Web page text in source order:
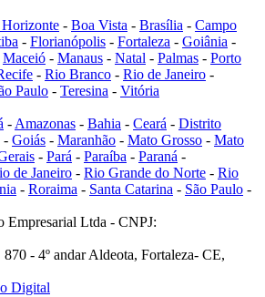
- Boa Vista - Brasília - Campo
- Florianópolis - Fortaleza - Goiânia -
Maceió - Manaus - Natal - Palmas - Porto
- Rio Branco - Rio de Janeiro -
Paulo - Teresina - Vitória
- Amazonas - Bahia - Ceará - Distrito
- Goiás - Maranhão - Mato Grosso - Mato
- Pará - Paraíba - Paraná -
de Janeiro - Rio Grande do Norte - Rio
- Roraima - Santa Catarina - São Paulo -
Empresarial Ltda - CNPJ:
- 4º andar Aldeota, Fortaleza- CE,
Digital